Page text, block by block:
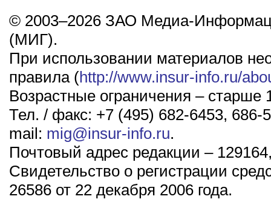
© 2003–2026 ЗАО Медиа-
(МИГ).
При использовании материалов
правила (http://www.insur-info.ru/
Возрастные ограничения – старше
Тел. / факс: +7 (495) 682-6453, 686-
mail: mig@insur-info.ru.
Почтовый адрес редакции –
Свидетельство о регистрации
26586 от 22 декабря 2006 года.